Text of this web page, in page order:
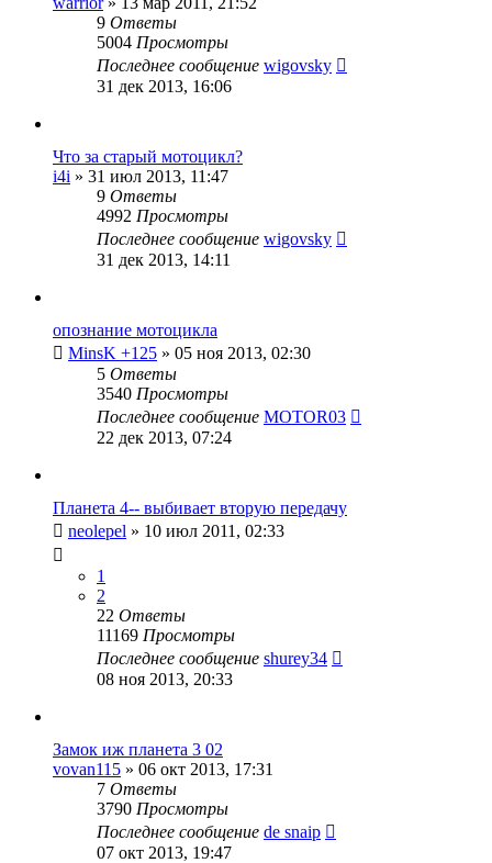
9 Ответы
5004 Просмотры
Последнее сообщение wigovsky
31 дек 2013, 16:06
Что за старый мотоцикл?
i4i » 31 июл 2013, 11:47
9 Ответы
4992 Просмотры
Последнее сообщение wigovsky
31 дек 2013, 14:11
опознание мотоцикла
MinsK +125 » 05 ноя 2013, 02:30
5 Ответы
3540 Просмотры
Последнее сообщение MOTOR03
22 дек 2013, 07:24
Планета 4-- выбивает вторую передачу
neolepel » 10 июл 2011, 02:33
1
2
22 Ответы
11169 Просмотры
Последнее сообщение shurey34
08 ноя 2013, 20:33
Замок иж планета 3 02
vovan115 » 06 окт 2013, 17:31
7 Ответы
3790 Просмотры
Последнее сообщение de snaip
07 окт 2013, 19:47